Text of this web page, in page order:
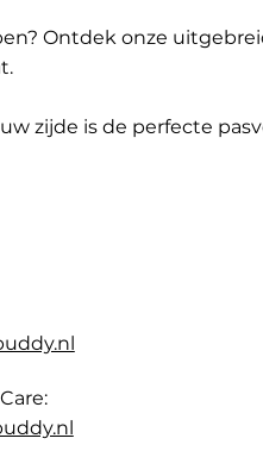
Ontdek onze
zijde is de perfecte